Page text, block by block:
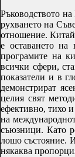
Ръководството
рухването на
отношение.
е оставането на
програмите на
всички сфери,
показатели и в
демонстрират
целия свят
ефективно, тихо
на
съюзници. Като
лошо състояние.
някаква